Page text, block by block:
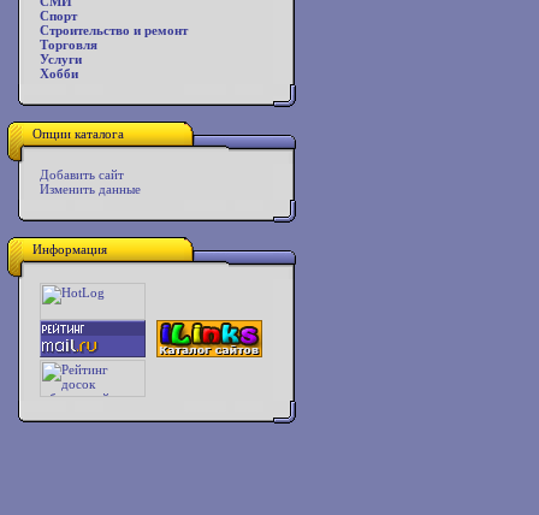
Спорт
Строительство и ремонт
Торговля
Услуги
Хобби
Опции каталога
Добавить сайт
Изменить данные
Информация